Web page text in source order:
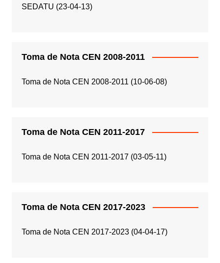
SEDATU (23-04-13)
Toma de Nota CEN 2008-2011
Toma de Nota CEN 2008-2011 (10-06-08)
Toma de Nota CEN 2011-2017
Toma de Nota CEN 2011-2017 (03-05-11)
Toma de Nota CEN 2017-2023
Toma de Nota CEN 2017-2023 (04-04-17)